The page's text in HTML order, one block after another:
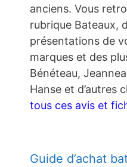
anciens. Vous
rubrique Bateaux,
présentations de
marques et des
Bénéteau,
Hanse et d’autres
tous ces avis et
Guide d’achat